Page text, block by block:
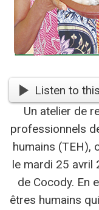
Listen to
Un atelier de
professionnels
humains (TEH),
le mardi 25 avril
de Cocody. En
êtres humains